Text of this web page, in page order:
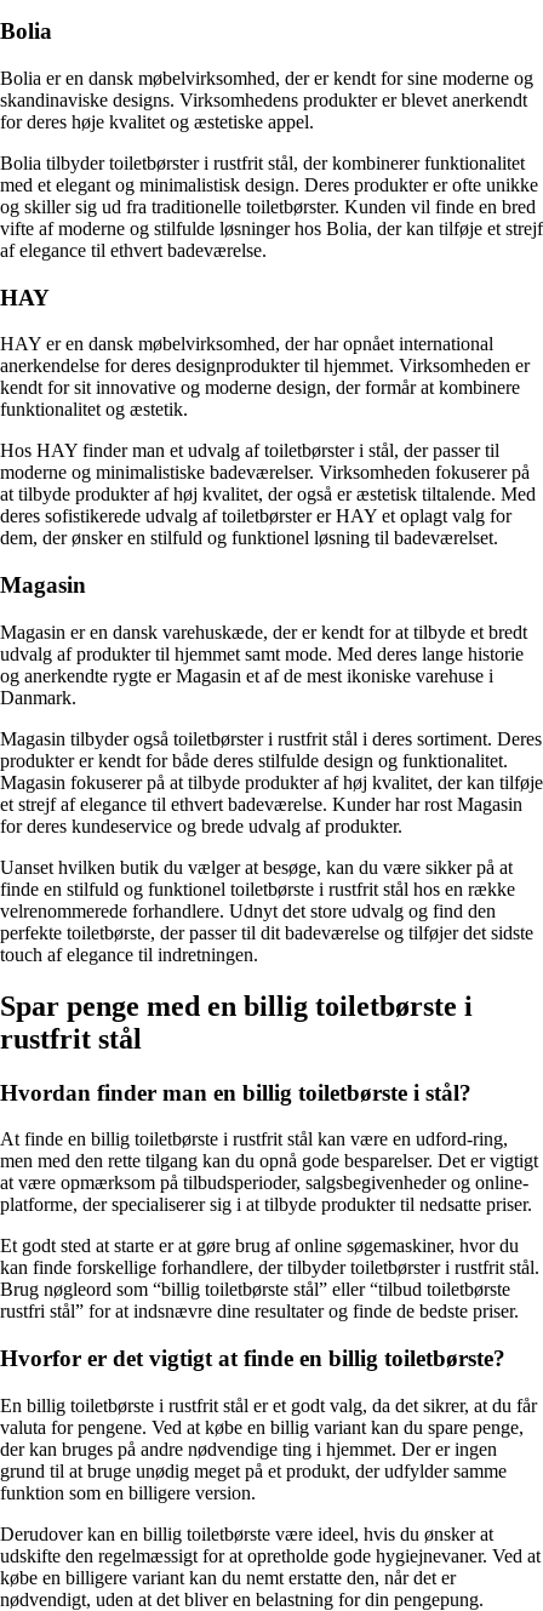
Bolia
Bolia er en dansk møbelvirksomhed, der er kendt for sine moderne og
skandinaviske designs. Virksomhedens produkter er blevet anerkendt
for deres høje kvalitet og æstetiske appel.
Bolia tilbyder toiletbørster i rustfrit stål, der kombinerer funktionalitet
med et elegant og minimalistisk design. Deres produkter er ofte unikke
og skiller sig ud fra traditionelle toiletbørster. Kunden vil finde en bred
vifte af moderne og stilfulde løsninger hos Bolia, der kan tilføje et strejf
af elegance til ethvert badeværelse.
HAY
HAY er en dansk møbelvirksomhed, der har opnået international
anerkendelse for deres designprodukter til hjemmet. Virksomheden er
kendt for sit innovative og moderne design, der formår at kombinere
funktionalitet og æstetik.
Hos HAY finder man et udvalg af toiletbørster i stål, der passer til
moderne og minimalistiske badeværelser. Virksomheden fokuserer på
at tilbyde produkter af høj kvalitet, der også er æstetisk tiltalende. Med
deres sofistikerede udvalg af toiletbørster er HAY et oplagt valg for
dem, der ønsker en stilfuld og funktionel løsning til badeværelset.
Magasin
Magasin er en dansk varehuskæde, der er kendt for at tilbyde et bredt
udvalg af produkter til hjemmet samt mode. Med deres lange historie
og anerkendte rygte er Magasin et af de mest ikoniske varehuse i
Danmark.
Magasin tilbyder også toiletbørster i rustfrit stål i deres sortiment. Deres
produkter er kendt for både deres stilfulde design og funktionalitet.
Magasin fokuserer på at tilbyde produkter af høj kvalitet, der kan tilføje
et strejf af elegance til ethvert badeværelse. Kunder har rost Magasin
for deres kundeservice og brede udvalg af produkter.
Uanset hvilken butik du vælger at besøge, kan du være sikker på at
finde en stilfuld og funktionel toiletbørste i rustfrit stål hos en række
velrenommerede forhandlere. Udnyt det store udvalg og find den
perfekte toiletbørste, der passer til dit badeværelse og tilføjer det sidste
touch af elegance til indretningen.
Spar penge med en billig toiletbørste i
rustfrit stål
Hvordan finder man en billig toiletbørste i stål?
At finde en billig toiletbørste i rustfrit stål kan være en udford-ring,
men med den rette tilgang kan du opnå gode besparelser. Det er vigtigt
at være opmærksom på tilbudsperioder, salgsbegivenheder og online-
platforme, der specialiserer sig i at tilbyde produkter til nedsatte priser.
Et godt sted at starte er at gøre brug af online søgemaskiner, hvor du
kan finde forskellige forhandlere, der tilbyder toiletbørster i rustfrit stål.
Brug nøgleord som “billig toiletbørste stål” eller “tilbud toiletbørste
rustfri stål” for at indsnævre dine resultater og finde de bedste priser.
Hvorfor er det vigtigt at finde en billig toiletbørste?
En billig toiletbørste i rustfrit stål er et godt valg, da det sikrer, at du får
valuta for pengene. Ved at købe en billig variant kan du spare penge,
der kan bruges på andre nødvendige ting i hjemmet. Der er ingen
grund til at bruge unødig meget på et produkt, der udfylder samme
funktion som en billigere version.
Derudover kan en billig toiletbørste være ideel, hvis du ønsker at
udskifte den regelmæssigt for at opretholde gode hygiejnevaner. Ved at
købe en billigere variant kan du nemt erstatte den, når det er
nødvendigt, uden at det bliver en belastning for din pengepung.